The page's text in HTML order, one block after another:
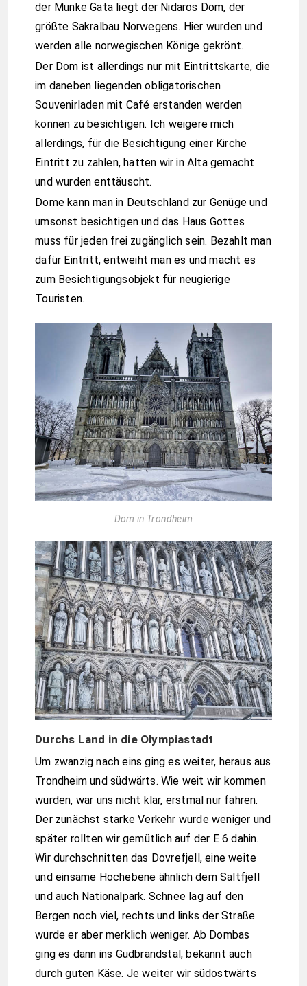
der Munke Gata liegt der Nidaros Dom, der
größte Sakralbau Norwegens. Hier wurden und
werden alle norwegischen Könige gekrönt.
Der Dom ist allerdings nur mit Eintrittskarte, die
im daneben liegenden obligatorischen
Souvenirladen mit Café erstanden werden
können zu besichtigen. Ich weigere mich
allerdings, für die Besichtigung einer Kirche
Eintritt zu zahlen, hatten wir in Alta gemacht
und wurden enttäuscht.
Dome kann man in Deutschland zur Genüge und
umsonst besichtigen und das Haus Gottes
muss für jeden frei zugänglich sein. Bezahlt man
dafür Eintritt, entweiht man es und macht es
zum Besichtigungsobjekt für neugierige
Touristen.
Dom in Trondheim
Durchs Land in die Olympiastadt
Um zwanzig nach eins ging es weiter, heraus aus
Trondheim und südwärts. Wie weit wir kommen
würden, war uns nicht klar, erstmal nur fahren.
Der zunächst starke Verkehr wurde weniger und
später rollten wir gemütlich auf der E 6 dahin.
Wir durchschnitten das Dovrefjell, eine weite
und einsame Hochebene ähnlich dem Saltfjell
und auch Nationalpark. Schnee lag auf den
Bergen noch viel, rechts und links der Straße
wurde er aber merklich weniger. Ab Dombas
ging es dann ins Gudbrandstal, bekannt auch
durch guten Käse. Je weiter wir südostwärts